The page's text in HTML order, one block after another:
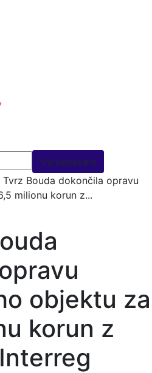
Tvrz Bouda dokončila opravu
milionu korun z...
objektu za
korun z